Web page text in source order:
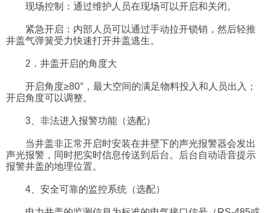
现场控制：通过维护人员在现场可以开启和关闭。
紧急开启：内部人员可以通过手动拉开锁销，然后轻推
井盖气弹簧受力快速打开井盖逃生。
2．井盖开启的角度大
开启角度≥80°，最大空间的满足物料投入和人员出入；
开启角度可以调整。
3、非法进入报警功能（选配）
当井盖非正常开启时安装在井壁下的声光报警器会发出
声光报警，同时把实时信息传送到后台。后台自动语音提示
报警井盖的地理位置。
4、安全可靠的监控系统（选配）